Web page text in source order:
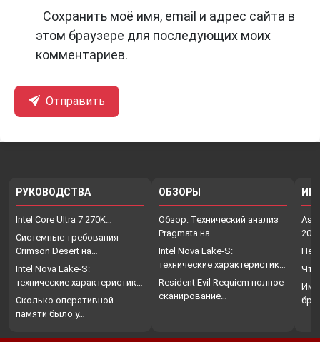
Сохранить моё имя, email и адрес сайта в
этом браузере для последующих моих
комментариев.
Отправить
РУКОВОДСТВА
Intel Core Ultra 7 270K…
Системные требования
Crimson Desert на…
Intel Nova Lake-S:
технические характеристики,
…
Сколько оперативной
памяти было у…
ОБЗОРЫ
Обзор: Технический анализ
Pragmata на…
Intel Nova Lake-S:
технические характеристики,
…
Resident Evil Requiem полное
сканирование…
Что